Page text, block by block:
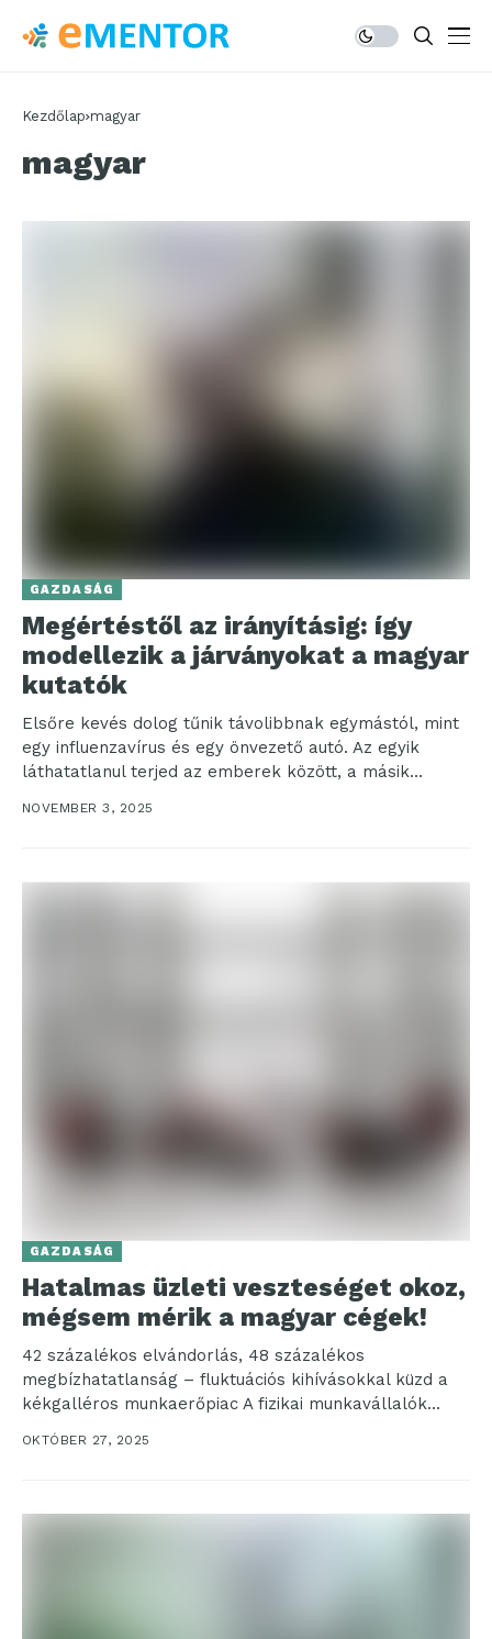
Kezdőlap magyar
magyar
GAZDASÁG
Megértéstől az irányításig: így
modellezik a járványokat a magyar
kutatók
Elsőre kevés dolog tűnik távolibbnak egymástól, mint
egy influenzavírus és egy önvezető autó. Az egyik
láthatatlanul terjed az emberek között, a másik
NOVEMBER 3, 2025
GAZDASÁG
Hatalmas üzleti veszteséget okoz,
mégsem mérik a magyar cégek!
42 százalékos elvándorlás, 48 százalékos
megbízhatatlanság – fluktuációs kihívásokkal küzd a
kékgalléros munkaerőpiac A fizikai munkavállalók
toborzása és megtartása egyre összetettebb
feladattá válik...
OKTÓBER 27, 2025